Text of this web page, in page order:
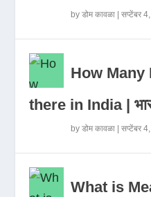
byडोम कावळा |सप्टेंबर
How Many
there in India |
byडोम कावळा |सप्टेंबर
What is